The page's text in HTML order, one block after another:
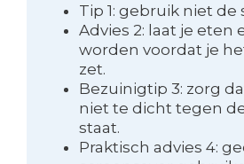
Tip 1: gebruik niet
Advies 2: laat je eten
worden voordat je
zet.
Bezuinigtip 3: zorg
niet te dicht tegen
staat.
Praktisch advies 4: